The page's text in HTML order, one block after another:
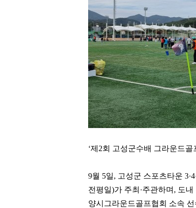
‘제 2회 고성군수배 그라운드골
9월 5일, 고성군 스포츠타운 3·4
전평일)가 주최 ·주관하며 , 도내
양시그라운드골프협회 소속 선